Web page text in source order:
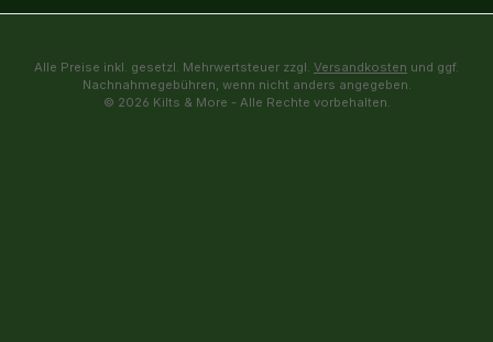
Alle Preise inkl. gesetzl. Mehrwertsteuer zzgl. Versandkosten und ggf.
Nachnahmegebühren, wenn nicht anders angegeben.
© 2026 Kilts & More - Alle Rechte vorbehalten.